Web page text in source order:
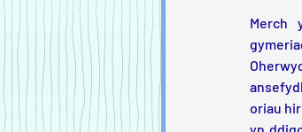
Merch
oriau